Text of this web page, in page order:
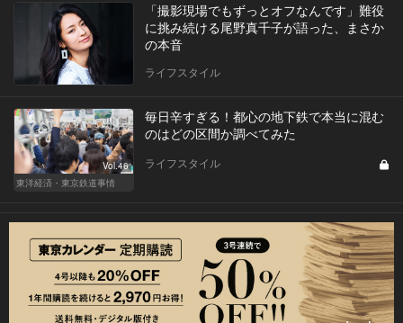
「撮影現場でもずっとオフなんです」難役
に挑み続ける尾野真千子が語った、まさか
の本音
ライフスタイル
Vol.46
東洋経済・東京鉄道事情
毎日辛すぎる！都心の地下鉄で本当に混む
のはどの区間か調べてみた
ライフスタイル